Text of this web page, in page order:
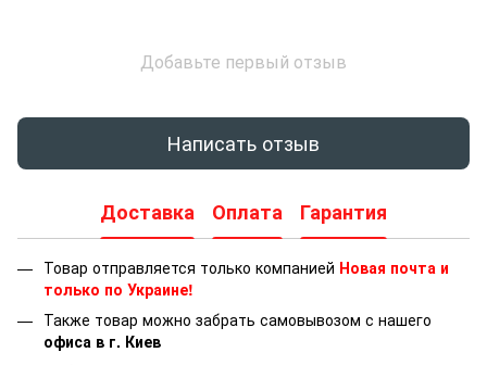
Добавьте первый отзыв
Написать отзыв
Доставка Оплата Гарантия
Товар отправляется только компанией Новая почта и
только по Украине!
Также товар можно забрать самовывозом с нашего
офиса в г. Киев